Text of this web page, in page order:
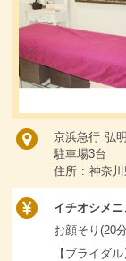
京浜急行 弘
駐車場3台
住所 : 神奈川
イチオシメニ
お顔そり(20
【ブライダ